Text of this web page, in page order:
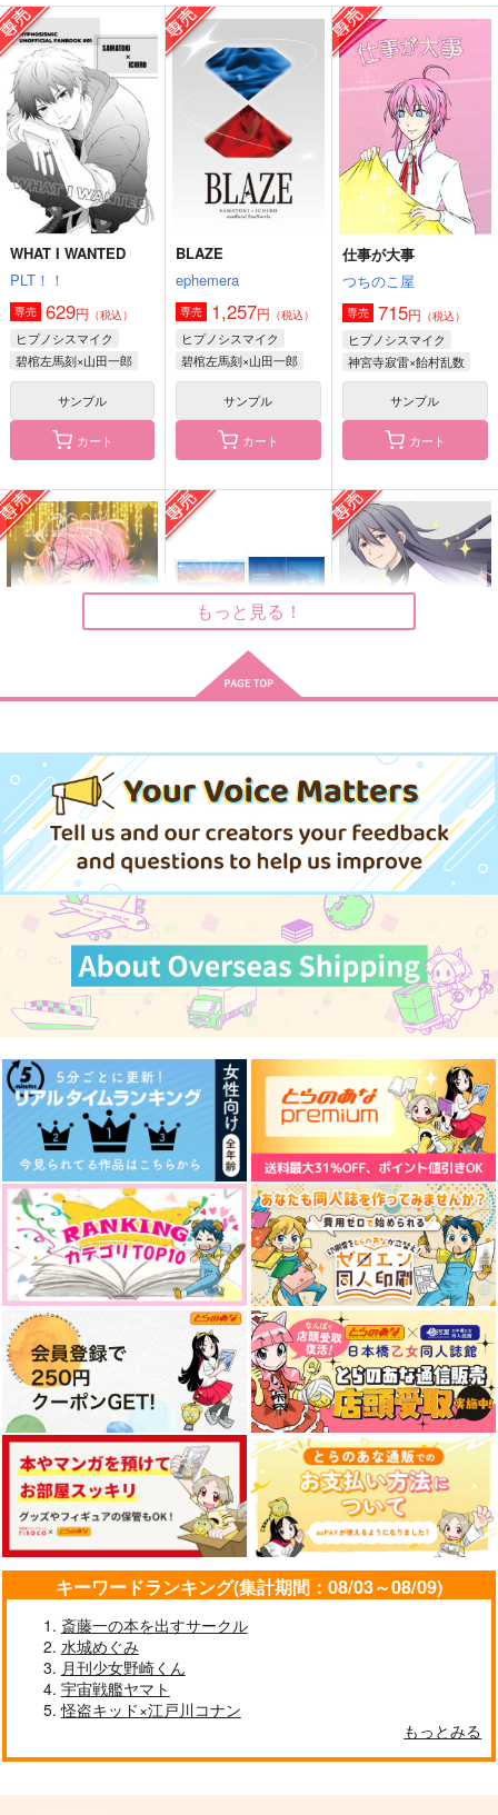
大人になっても“よい
来てくれるって本当で
すか？
絶華
748円（税込）
Dr.レイシオ×アベンチュリン
サンプル
作品詳細
「君を愛するつもりは
ない」から始まる政略
結婚生活
絶華
597円（税込）
Dr.レイシオ×アベンチュリン
サンプル
作品詳細
1000万でもちころを
できた話
絶華
626円（税込）
白膠木簓×躑躅森盧笙
サンプル
作品詳細
1000万でもちころを
買ったら(元)相方が手
に入った話
絶華
598円（税込）
白膠木簓×躑躅森盧笙
サンプル
作品詳細
LINK WINK
moimoi
神宮寺寂雷×飴村乱数
サンプル
sonetto
FURNITURE
（税込）
神宮寺寂雷×飴村乱数
サンプル
Again
うりの塩漬け
715円（税込）
神宮寺寂雷×飴村乱数
サンプル
作品詳細
誘拐≠デート
UNDER TAKER
189円（税込）
天国獄×神宮寺寂雷
サンプル
作品詳細
心臓にいちばんちかい
糖蜜ジビエ
1,100円（税込）
天国獄×神宮寺寂雷
サンプル
作品詳細
バウンダリー
自我がある
660円（税込）
再録集
神宮寺寂雷×飴村乱数
大人になっても“よい
こ”にはサンタさんが
来てくれるって本当で
すか？
絶華
748円 （税込）
崩壊：スターレイル
Dr.レイシオ×アベンチュリン
サンプル
カート
「君を愛するつもりは
ない」から始まる政略
結婚生活
（税込）
崩壊：スターレイル
サンプル
異界(コラボ先)から来
た男
円（税込）
崩壊：スターレイル
サンプル
カート
WHAT I WANTED
PLT！！
専売 629円 （税込）
ヒプノシスマイク
碧棺左馬刻×山田一郎
サンプル
カート
BLAZE
ephemera
専売 1,257円 （税込）
ヒプノシスマイク
碧棺左馬刻×山田一郎
サンプル
カート
仕事が大事
つちのこ屋
専売 715円 （税込）
ヒプノシスマイク
神宮寺寂雷×飴村乱数
サンプル
カート
t
ガルバンゾー
専売 1,100円 （税込）
ヒプノシスマイク
飴村乱数
神宮寺寂雷
サンプル
カート
どんどはれ
専売 2,829円（税込）
碧棺左馬刻×山田一郎
サンプル
moimoi
専売 629円（税込）
ヒプノシスマイク
神宮寺寂雷×飴村乱数
サンプル
sonetto
FURNITURE
専売 600円（税込）
ヒプノシスマイク
神宮寺寂雷×飴村乱数
サンプル
カート
Back in the day
vague.
専売 787円（税込）
ヒプノシスマイク
碧棺左馬刻×白膠木簓
サンプル
カート
うさいちdays2 -web
再録本vol.2-
ほしのゆりかご
専売 787円
ヒプノシスマイク
碧棺左馬刻×山田一郎
サンプル
カート
録本vol.1-
い
君とともに歩む未来
キミが創ったボク
専売 817円（税込）
もっと見る！
キーワードランキング(集計期間：08/03～08/09)
斎藤一の本を出すサークル
水城めぐみ
月刊少女野崎くん
宇宙戦艦ヤマト
怪盗キッド×江戸川コナン
もっとみる